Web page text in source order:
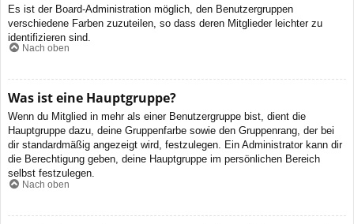
Es ist der Board-Administration möglich, den Benutzergruppen
verschiedene Farben zuzuteilen, so dass deren Mitglieder leichter zu
identifizieren sind.
Nach oben
Was ist eine Hauptgruppe?
Wenn du Mitglied in mehr als einer Benutzergruppe bist, dient die
Hauptgruppe dazu, deine Gruppenfarbe sowie den Gruppenrang, der bei
dir standardmäßig angezeigt wird, festzulegen. Ein Administrator kann dir
die Berechtigung geben, deine Hauptgruppe im persönlichen Bereich
selbst festzulegen.
Nach oben